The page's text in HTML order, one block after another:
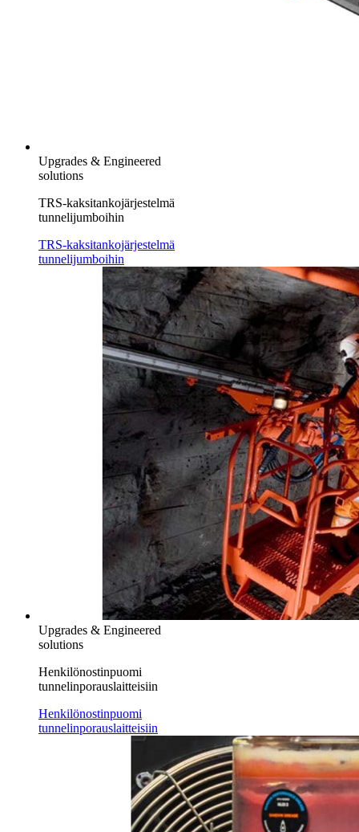
Upgrades & Engineered
solutions
TRS-kaksitankojärjestelmä
tunnelijumboihin
TRS-kaksitankojärjestelmä
tunnelijumboihin
Upgrades & Engineered
solutions
Henkilönostinpuomi
tunnelinporauslaitteisiin
Henkilönostinpuomi
tunnelinporauslaitteisiin